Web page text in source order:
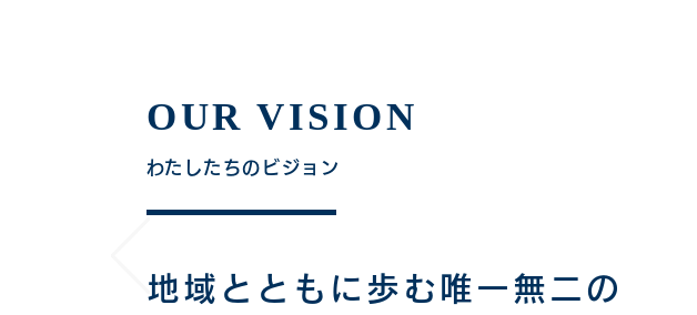
OUR VISION
​わたしたちのビジョン
地域とともに歩む唯一無二の